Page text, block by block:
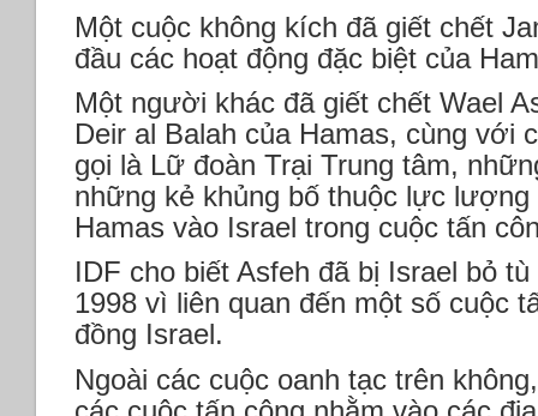
Một cuộc không kích đã giết chết
đầu các hoạt động đặc biệt của
Một người khác đã giết chết Wael
Deir al Balah của Hamas, cùng với
gọi là Lữ đoàn Trại Trung tâm,
những kẻ khủng bố thuộc lực lượng
Hamas vào Israel trong cuộc tấn
IDF cho biết Asfeh đã bị Israel bỏ
1998 vì liên quan đến một số cuộc
đồng Israel.
Ngoài các cuộc oanh tạc trên